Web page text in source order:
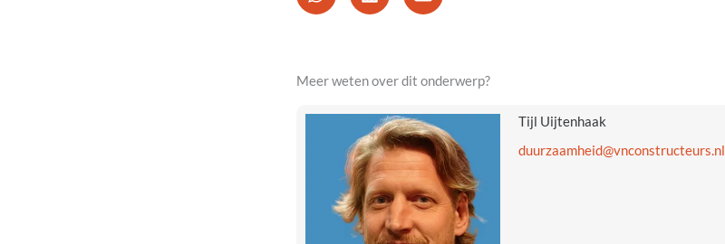
Meer weten over dit onderwerp?
Tijl Uijtenhaak
ln.sruetcurtsnocnv
@diehmaazruud